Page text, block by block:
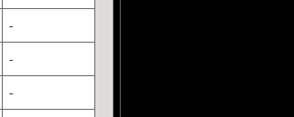
-
-
-